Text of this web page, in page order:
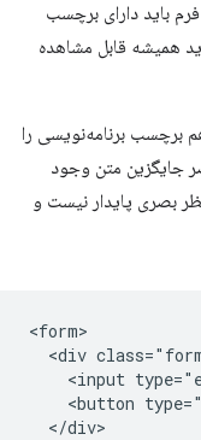
دارای برچسب
قابل مشاهده
برنامه‌نویسی را
متن وجود
پایدار نیست و
<form>
<div
<input
<button
  </div>